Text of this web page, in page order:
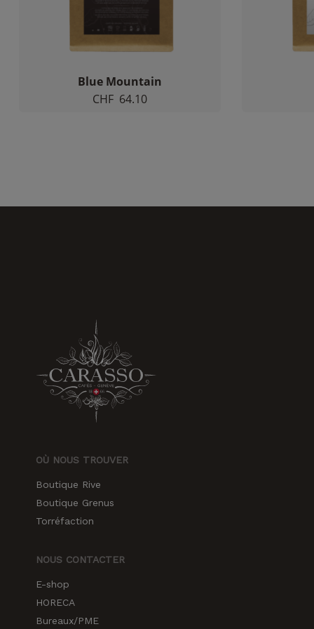
Blue Mountain
CHF 64.10
OÙ NOUS TROUVER
Boutique Rive
Boutique Grenus
Torréfaction
NOUS CONTACTER
E-shop
HORECA
Bureaux/PME